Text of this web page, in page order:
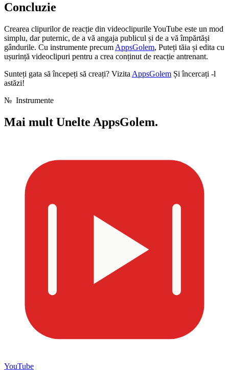
Concluzie
Crearea clipurilor de reacție din videoclipurile YouTube este un mod
simplu, dar puternic, de a vă angaja publicul și de a vă împărtăși
gândurile. Cu instrumente precum AppsGolem, Puteți tăia și edita cu
ușurință videoclipuri pentru a crea conținut de reacție antrenant.
Sunteți gata să începeți să creați? Vizita AppsGolem Și încercați -l
astăzi!
№ Instrumente
Mai mult Unelte AppsGolem.
YouTube